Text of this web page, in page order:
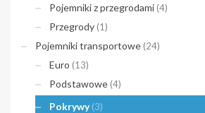
Pojemniki z przegrodami (4)
Przegrody (1)
Pojemniki transportowe (24)
Euro (13)
Podstawowe (4)
Pokrywy (3)